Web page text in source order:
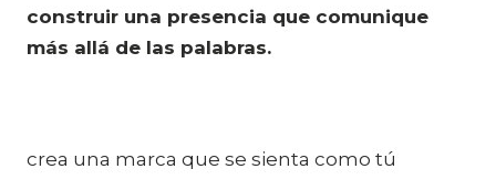
construir una presencia que comunique
más allá de las palabras.
crea una marca que se sienta como tú